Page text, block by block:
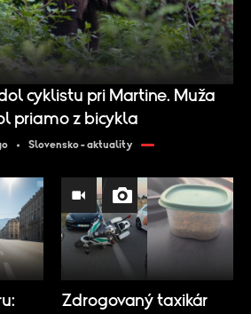
cyklistu pri Martine. Muža
priamo z bicykla
Slovensko - aktuality
Zdrogovaný taxikár